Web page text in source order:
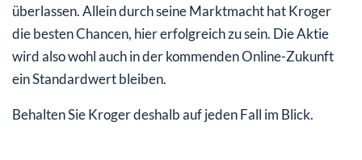
überlassen. Allein durch seine Marktmacht hat Kroger
die besten Chancen, hier erfolgreich zu sein. Die Aktie
wird also wohl auch in der kommenden Online-Zukunft
ein Standardwert bleiben.
Behalten Sie Kroger deshalb auf jeden Fall im Blick.